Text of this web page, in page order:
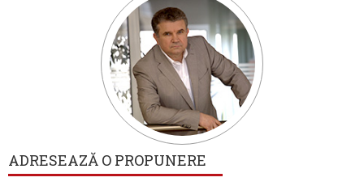
ADRESEAZĂ O PROPUNERE